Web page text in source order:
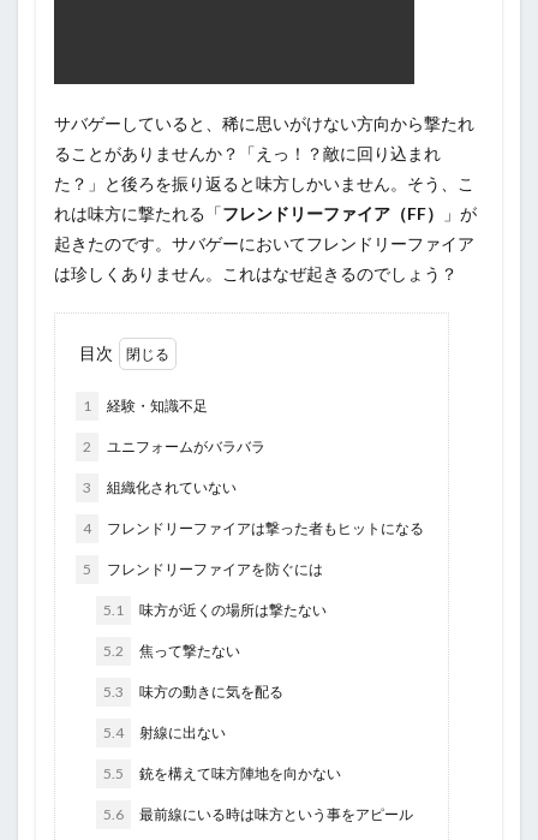
サバゲーしていると、稀に思いがけない方向から撃たれ
ることがありませんか？「えっ！？敵に回り込まれ
た？」と後ろを振り返ると味方しかいません。そう、こ
れは味方に撃たれる「フレンドリーファイア（FF）
」が
起きたのです。サバゲーにおいてフレンドリーファイア
は珍しくありません。これはなぜ起きるのでしょう？
目次
1 経験・知識不足
2 ユニフォームがバラバラ
3 組織化されていない
4 フレンドリーファイアは撃った者もヒットになる
5 フレンドリーファイアを防ぐには
5.1 味方が近くの場所は撃たない
5.2 焦って撃たない
5.3 味方の動きに気を配る
5.4 射線に出ない
5.5 銃を構えて味方陣地を向かない
5.6 最前線にいる時は味方という事をアピール